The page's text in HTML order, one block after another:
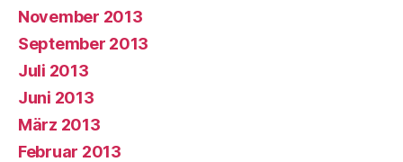
November 2013
September 2013
Juli 2013
Juni 2013
März 2013
Februar 2013